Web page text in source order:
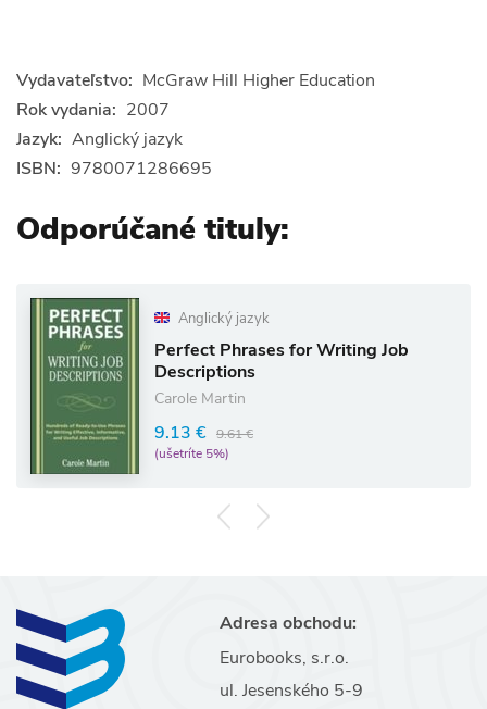
Vydavateľstvo: McGraw Hill Higher Education
Rok vydania: 2007
Jazyk: Anglický jazyk
ISBN: 9780071286695
Odporúčané tituly:
Anglický jazyk
Perfect Phrases for Writing Job
Descriptions
Carole Martin
9.13 € 9.61 €
(ušetríte 5%)
Adresa obchodu:
Eurobooks, s.r.o.
ul. Jesenského 5-9